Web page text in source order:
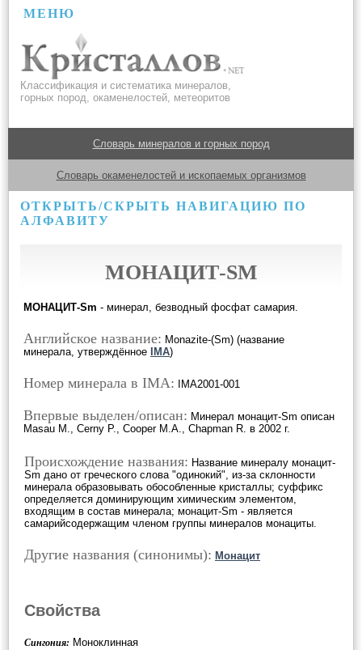
МЕНЮ
Классификация и систематика минералов,
горных пород, окаменелостей, метеоритов
Словарь минералов и горных пород
Словарь окаменелостей и ископаемых организмов
ОТКРЫТЬ/СКРЫТЬ НАВИГАЦИЮ ПО
АЛФАВИТУ
МОНАЦИТ-SM
МОНАЦИТ-Sm - минерал, безводный фосфат самария.
Английское название: Monazite-(Sm) (название
минерала, утверждённое
IMA)
Номер минерала в IMA: IMA2001-001
Впервые выделен/описан: Минерал монацит-Sm описан
Masau M., Cerny P., Cooper M.A., Chapman R. в 2002 г.
Происхождение названия: Название минералу монацит-
Sm дано от греческого слова "одинокий", из-за склонности
минерала образовывать обособленные кристаллы; суффикс
определяется доминирующим химическим элементом,
входящим в состав минерала; монацит-Sm - является
самарийсодержащим членом группы минералов монациты.
Другие названия (синонимы): Монацит
Свойства
Сингония: Моноклинная